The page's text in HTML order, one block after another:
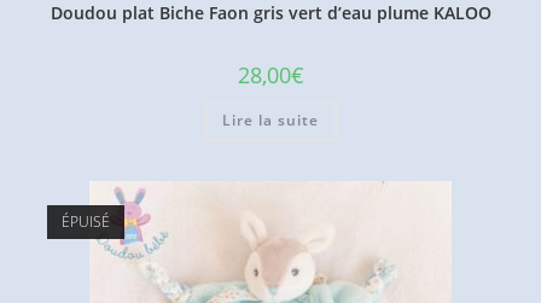
Doudou plat Biche Faon gris vert d’eau plume KALOO
28,00€
Lire la suite
ÉPUISÉ